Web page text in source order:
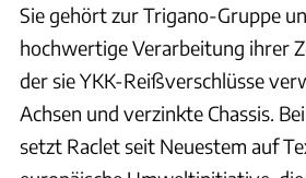
Sie gehört zur Trigano-Gruppe
hochwertige Verarbeitung ihrer
der sie YKK-Reißverschlüsse
Achsen und verzinkte Chassis.
setzt Raclet seit Neuestem auf